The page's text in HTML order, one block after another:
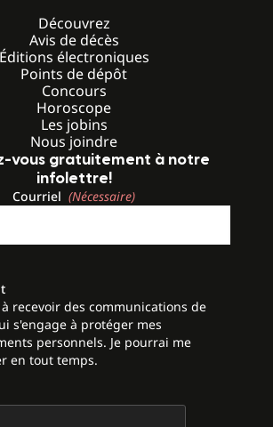
Découvrez
Avis de décès
Éditions électroniques
Points de dépôt
Concours
Horoscope
Les jobins
Nous joindre
vous gratuitement à notre
infolettre!
Courriel (Nécessaire)
à recevoir des communications de
s'engage à protéger mes
personnels. Je pourrai me
en tout temps.